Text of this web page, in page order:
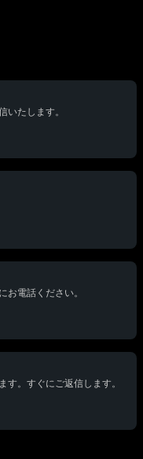
いたします。
お電話ください。
す。すぐにご返信します。